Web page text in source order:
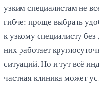
узким специалистам не
гибче: проще выбрать
к узкому специалисту
них работает
ситуаций. Но и тут всё
частная клиника может